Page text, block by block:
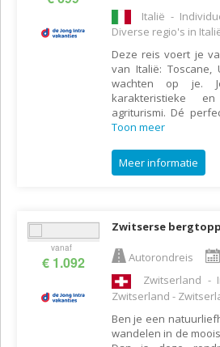
Italië -
Diverse regio's in
Deze reis voert je
van Italië: Toscane,
wachten op je.
karakteristieke
agriturismi. Dé
Toon meer
Meer informatie
vanaf
€ 1.092
Zwitserse
Autorondreis
Zwitserland -
Zwitserland -
Ben je een
wandelen in de